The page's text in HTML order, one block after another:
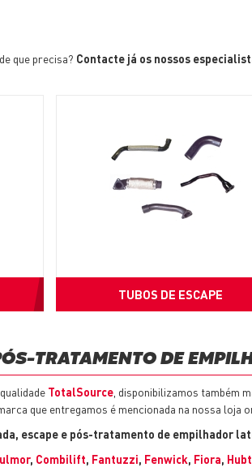
que precisa? Contacte já os nossos
TUBOS DE ESCAPE
TRATAMENTO DE
TotalSource , disponibilizamos também
que entregamos é mencionada na nossa loja
escape e pós-tratamento de empilhador
, Combilift, Fantuzzi, Fenwick, Fiora,